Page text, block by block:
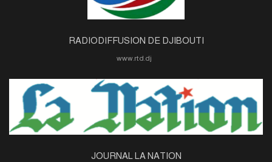
RADIODIFFUSION DE DJIBOUTI
JOURNAL LA NATION